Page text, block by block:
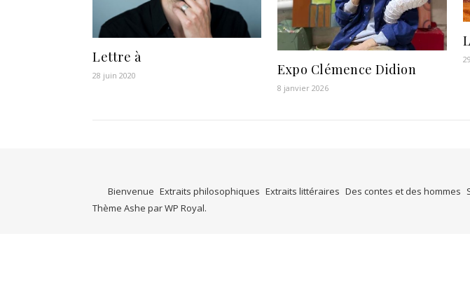
Lettre à
28 juin 2020 Expo Clémence Didion
8 janvier 2026
Bienvenue Extraits philosophiques Extraits littéraires Des contes et des hommes
Thème Ashe parWP Royal.